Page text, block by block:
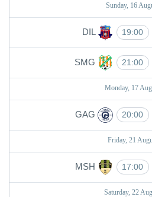
Sunday, 16
DIL 19:00
SMG 21:00
Monday, 17
GAG 20:00
Friday, 21
MSH 17:00
Saturday, 22